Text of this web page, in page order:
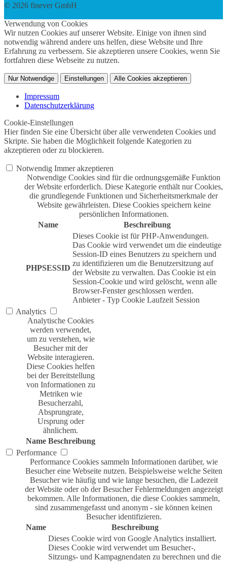
© 2026 finever GmbH
Verwendung von Cookies
Wir nutzen Cookies auf unserer Website. Einige von ihnen sind
notwendig während andere uns helfen, diese Website und Ihre
Erfahrung zu verbessern. Sie akzeptieren unsere Cookies, wenn Sie
fortfahren diese Webseite zu nutzen.
Nur Notwendige Einstellungen Alle Cookies akzeptieren
Impressum
Datenschutzerklärung
Cookie-Einstellungen
Hier finden Sie eine Übersicht über alle verwendeten Cookies und
Skripte. Sie haben die Möglichkeit folgende Kategorien zu
akzeptieren oder zu blockieren.
Notwendig Immer akzeptieren
Notwendige Cookies sind für die ordnungsgemäße Funktion
der Website erforderlich. Diese Kategorie enthält nur Cookies,
die grundlegende Funktionen und Sicherheitsmerkmale der
Website gewährleisten. Diese Cookies speichern keine
persönlichen Informationen.
Name
Beschreibung
PHPSESSID
Dieses Cookie ist für PHP-Anwendungen.
Das Cookie wird verwendet um die eindeutige
Session-ID eines Benutzers zu speichern und
zu identifizieren um die Benutzersitzung auf
der Website zu verwalten. Das Cookie ist ein
Session-Cookie und wird gelöscht, wenn alle
Browser-Fenster geschlossen werden.
Anbieter - Typ Cookie Laufzeit Session
Analytics
Analytische Cookies
werden verwendet,
um zu verstehen, wie
Besucher mit der
Website interagieren.
Diese Cookies helfen
bei der Bereitstellung
von Informationen zu
Metriken wie
Besucherzahl,
Absprungrate,
Ursprung oder
ähnlichem.
Name Beschreibung
Performance
Performance Cookies sammeln Informationen darüber, wie
Besucher eine Webseite nutzen. Beispielsweise welche Seiten
Besucher wie häufig und wie lange besuchen, die Ladezeit
der Website oder ob der Besucher Fehlermeldungen angezeigt
bekommen. Alle Informationen, die diese Cookies sammeln,
sind zusammengefasst und anonym - sie können keinen
Besucher identifizieren.
Name
Beschreibung
Dieses Cookie wird von Google Analytics installiert.
Dieses Cookie wird verwendet um Besucher-,
Sitzungs- und Kampagnendaten zu berechnen und die